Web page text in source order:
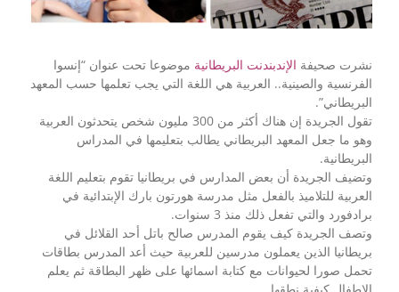
نشرت صحيفة الإندبندنت البريطانية موضوعا تحت عنوان “إنسوا
الفرنسية والصينية.. العربية هي اللغة التي يجب تعلمها حسب المعهد
البريطاني”.
تقول الجريدة إن هناك أكثر من 300 مليون شخص يتحدثون العربية
وهو ما جعل المعهد البريطاني يطالب بتعليمها في المدراس
البريطانية.
وتضيف الجريدة أن بعض المدارس في بريطانيا تقوم بتعليم اللغة
العربية للتلاميذ بالفعل مثل مدرسة هورتون بارك الإبتدائية في
برادفورد والتي تفعل ذلك منذ 3 سنوات.
وتصف الجريدة كيف يقوم المدرس صالح باتل أحد القلائل في
بريطانيا الذين يعملون مدرسين للعربية حيث أعد المدرس بطاقات
تحمل صورا لحيوانات مع كتابة اسمائها على ظهر البطاقة ثم يعلم